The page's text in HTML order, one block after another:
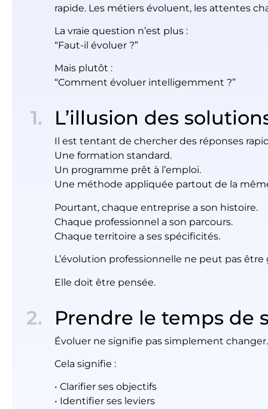
rapide. Les métiers évoluent, les attentes
La vraie question n’est plus :
“Faut-il évoluer ?”
Mais plutôt :
“Comment évoluer intelligemment ?”
L’illusion des
Il est tentant de chercher des réponses
Une formation standard.
Un programme prêt à l’emploi.
Une méthode appliquée partout de la
Pourtant, chaque entreprise a son histoire.
Chaque professionnel a son parcours.
Chaque territoire a ses spécificités.
L’évolution professionnelle ne peut pas être
Elle doit être pensée.
Prendre le temps de
Évoluer ne signifie pas simplement changer.
Cela signifie :
• Clarifier ses objectifs
• Identifier ses leviers